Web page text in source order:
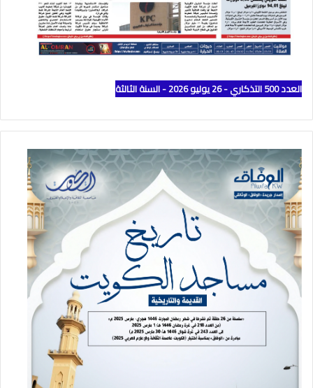
العدد 500 التذكاري - 26 يوليو 2026 - السنة الثالثة